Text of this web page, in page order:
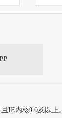
IE内核9.0及以上。